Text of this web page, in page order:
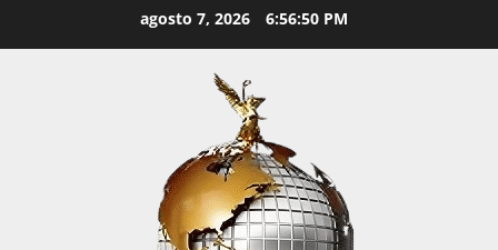
agosto 7, 2026 6:56:51 PM